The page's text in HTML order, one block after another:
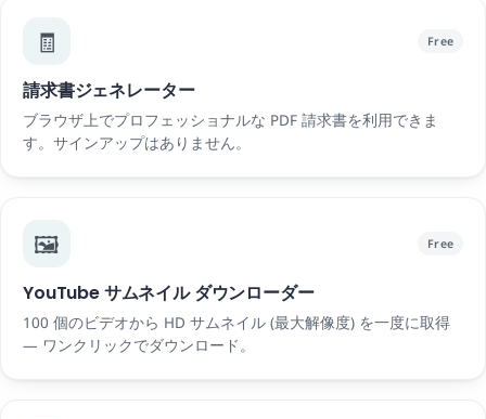
🧾 Free
請求書ジェネレーター
ブラウザ上でプロフェッショナルな PDF 請求書を利用できま
す。サインアップはありません。
🖼️ Free
YouTube サムネイル ダウンローダー
100 個のビデオから HD サムネイル (最大解像度) を一度に取得
— ワンクリックでダウンロード。